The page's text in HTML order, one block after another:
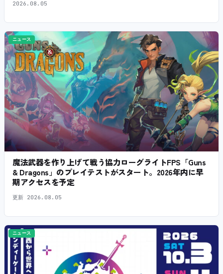
2026.08.05
ニュース
魔法武器を作り上げて戦う協力ローグライトFPS「Guns
& Dragons」のプレイテストがスタート。2026年内に早
期アクセスを予定
更新 2026.08.05
ニュース